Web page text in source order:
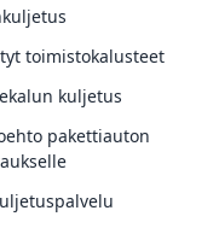
toimistokalusteet
kuljetus
pakettiauton